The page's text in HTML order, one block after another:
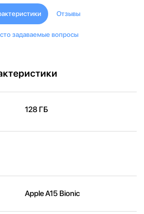
Отзывы
задаваемые вопросы
128 ГБ
Apple A15 Bionic